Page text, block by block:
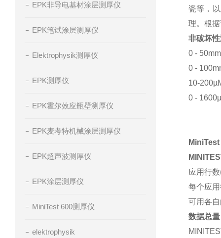
EPK非导电基材涂层测厚仪
EPK笔试涂层测厚仪
Elektrophysik测厚仪
EPK测厚仪
EPK霍尔效应瓶壁测厚仪
EPK麦考特机械涂层测厚仪
EPK超声波测厚仪
EPK涂层测厚仪
MiniTest 600测厚仪
elektrophysik
瓷等，
理。根
非破坏
0 -
0 -
10-
0 -
应用行
每个应
可用各
数据总量